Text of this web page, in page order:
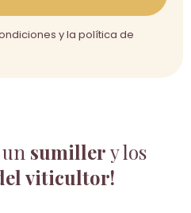
sumillery los
viticultor!
y la política de